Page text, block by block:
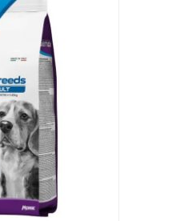
Chicken & Rice 15kg un
kvalitātes uzturu.
cena un ātra piegāde